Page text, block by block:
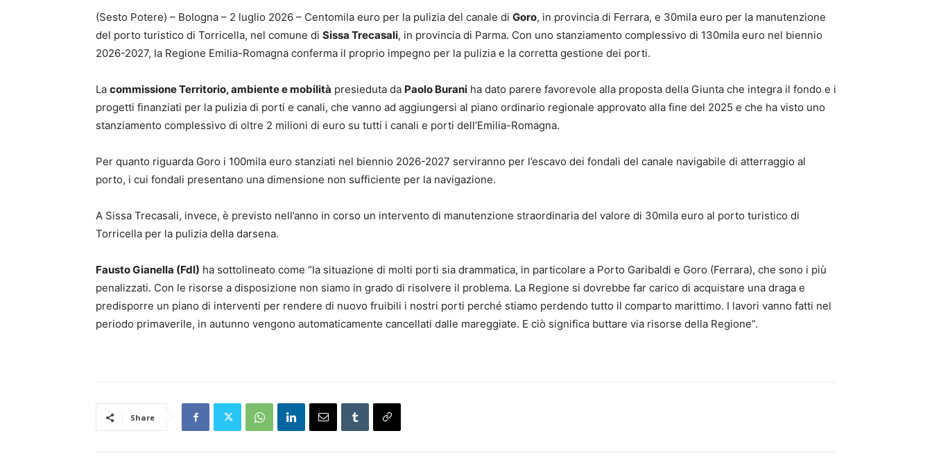
(Sesto Potere) – Bologna – 2 luglio 2026 – Centomila euro per la pulizia del canale di Goro, in provincia di Ferrara, e 30mila euro per la manutenzione
del porto turistico di Torricella, nel comune di Sissa Trecasali, in provincia di Parma. Con uno stanziamento complessivo di 130mila euro nel biennio
2026-2027, la Regione Emilia-Romagna conferma il proprio impegno per la pulizia e la corretta gestione dei porti.
La commissione Territorio, ambiente e mobilità presieduta da Paolo Burani ha dato parere favorevole alla proposta della Giunta che integra il fondo e i
progetti finanziati per la pulizia di porti e canali, che vanno ad aggiungersi al piano ordinario regionale approvato alla fine del 2025 e che ha visto uno
stanziamento complessivo di oltre 2 milioni di euro su tutti i canali e porti dell’Emilia-Romagna.
Per quanto riguarda Goro i 100mila euro stanziati nel biennio 2026-2027 serviranno per l’escavo dei fondali del canale navigabile di atterraggio al
porto, i cui fondali presentano una dimensione non sufficiente per la navigazione.
A Sissa Trecasali, invece, è previsto nell’anno in corso un intervento di manutenzione straordinaria del valore di 30mila euro al porto turistico di
Torricella per la pulizia della darsena.
Fausto Gianella (FdI) ha sottolineato come “la situazione di molti porti sia drammatica, in particolare a Porto Garibaldi e Goro (Ferrara), che sono i più
penalizzati. Con le risorse a disposizione non siamo in grado di risolvere il problema. La Regione si dovrebbe far carico di acquistare una draga e
predisporre un piano di interventi per rendere di nuovo fruibili i nostri porti perché stiamo perdendo tutto il comparto marittimo. I lavori vanno fatti nel
periodo primaverile, in autunno vengono automaticamente cancellati dalle mareggiate. E ciò significa buttare via risorse della Regione”.
Share